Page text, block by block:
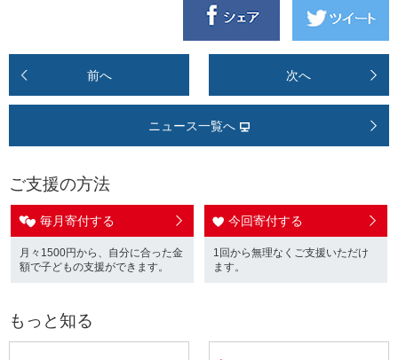
前へ 次へ
ニュース一覧へ
ご支援の方法
毎月寄付する
月々1500円から、自分に合った金
額で子どもの支援ができます。
今回寄付する
1回から無理なくご支援いただけ
ます。
もっと知る